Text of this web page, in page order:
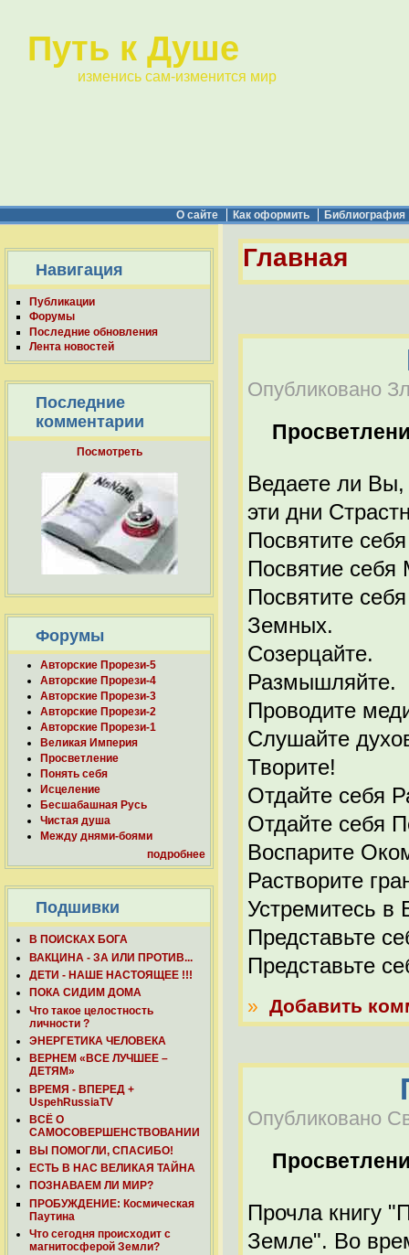
Путь к Душе
изменись сам-изменится мир
О сайте Как оформить Библиография
Навигация
Публикации
Форумы
Последние обновления
Лента новостей
Последние
комментарии
Посмотреть
Форумы
Авторские Прорези-5
Авторские Прорези-4
Авторские Прорези-3
Авторские Прорези-2
Авторские Прорези-1
Великая Империя
Просветление
Понять себя
Исцеление
Бесшабашная Русь
Чистая душа
Между днями-боями
подробнее
Подшивки
В ПОИСКАХ БОГА
ВАКЦИНА - ЗА ИЛИ ПРОТИВ...
ДЕТИ - НАШЕ НАСТОЯЩЕЕ !!!
ПОКА СИДИМ ДОМА
Что такое целостность
личности ?
ЭНЕРГЕТИКА ЧЕЛОВЕКА
ВЕРНЕМ «ВСЕ ЛУЧШЕЕ –
ДЕТЯМ»
ВРЕМЯ - ВПЕРЕД +
UspehRussiaTV
ВСЁ О
САМОСОВЕРШЕНСТВОВАНИИ
ВЫ ПОМОГЛИ, СПАСИБО!
ЕСТЬ В НАС ВЕЛИКАЯ ТАЙНА
ПОЗНАВАЕМ ЛИ МИР?
ПРОБУЖДЕНИЕ: Космическая
Паутина
Что сегодня происходит с
магнитосферой Земли?
Главная
Опубликовано
Ведаете ли
эти дни
Посвятите
Посвятие себя
Посвятите
Земных.
Созерцайте.
Размышляйте.
Проводите
Слушайте
Творите!
Отдайте себя
Отдайте себя
Воспарите
Растворите
Устремитесь в
Представьте
Представьте
» Добавить
Опубликовано
Прочла книгу
Земле". Во